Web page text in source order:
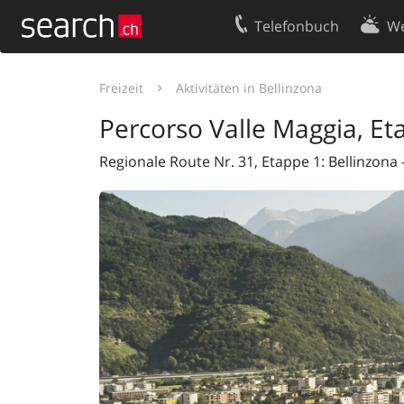
Telefonbuch
Freizeit Aktivitäten in Bellinzona
Percorso Valle Maggia,
Regionale Route Nr. 31, Etappe 1: Bellinzona